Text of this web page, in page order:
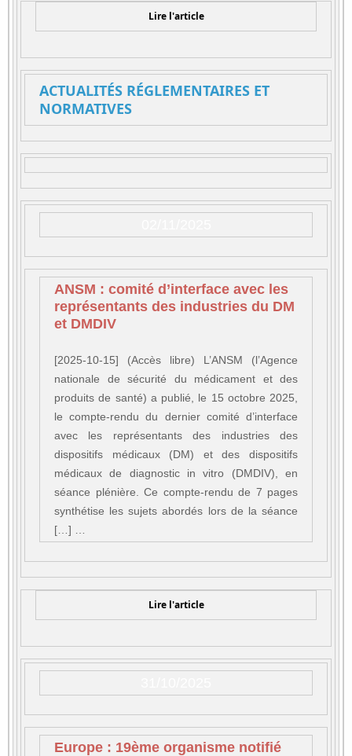
Lire l'article
ACTUALITÉS RÉGLEMENTAIRES ET
NORMATIVES
ANSM : comité d’interface avec les
représentants des industries du DM
et DMDIV
[2025-10-15] (Accès libre) L’ANSM (l’Agence
nationale de sécurité du médicament et des
produits de santé) a publié, le 15 octobre 2025,
le compte-rendu du dernier comité d’interface
avec les représentants des industries des
dispositifs médicaux (DM) et des dispositifs
médicaux de diagnostic in vitro (DMDIV), en
séance plénière. Ce compte-rendu de 7 pages
synthétise les sujets abordés lors de la séance
[…] …
Lire l'article
Europe : 19ème organisme notifié